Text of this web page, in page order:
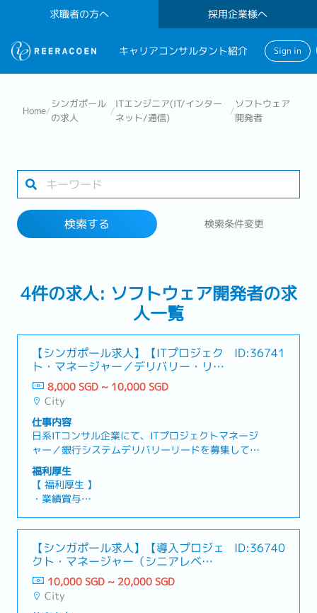
求職者の方へ 採用企業様へ
キャリアコンサルタント紹介 Sign in
勤務地
Home/
シンガポール
の求人
/
ITエンジニア(IT/インター
ネット/通信)
/
ソフトウェア
開発者
検索する 検索条件変更
4件の求人: ソフトウェア開発者の求
人一覧
【シンガポール求人】【ITプロジェク
ト・マネージャー／デリバリー・リー
ド】日系コンサル
ID:36741
8,000 SGD ~ 10,000 SGD
City
仕事内容
日系ITコンサル企業にて、ITプロジェクトマネージ
ャー／銀行システムデリバリーリードを募集してい
ます。本ポジションでは、銀行システムに関するプ
ロジェクトにおいて、プロジェクトマネージャーま
たはデリバリーリードとして、プロジェクトの推進
と円滑な遂行を担っていただきます。【 業務内容
】・銀行システムの開発または導入プロジェクトに
プロジェクトの進捗管理、マイルストーン、課題管
理、ToDoリストの管理およびクライアント向け進
捗レポートの作成・プロジェクトのコスト管理およ
び人員管理・クライアント、事業部門、ITチームと
の密なコミュニケーションの維持・プロジェクトの
福利厚生
【 福利厚生 】
・業績賞与
・病気休暇：年14日
・保険：包括的な給付金
・交通費：会社規定にて支給
【シンガポール求人】【導入プロジェ
クト・マネージャー（シニアレベ
ル）】日系コンサル
ID:36740
10,000 SGD ~ 20,000 SGD
City